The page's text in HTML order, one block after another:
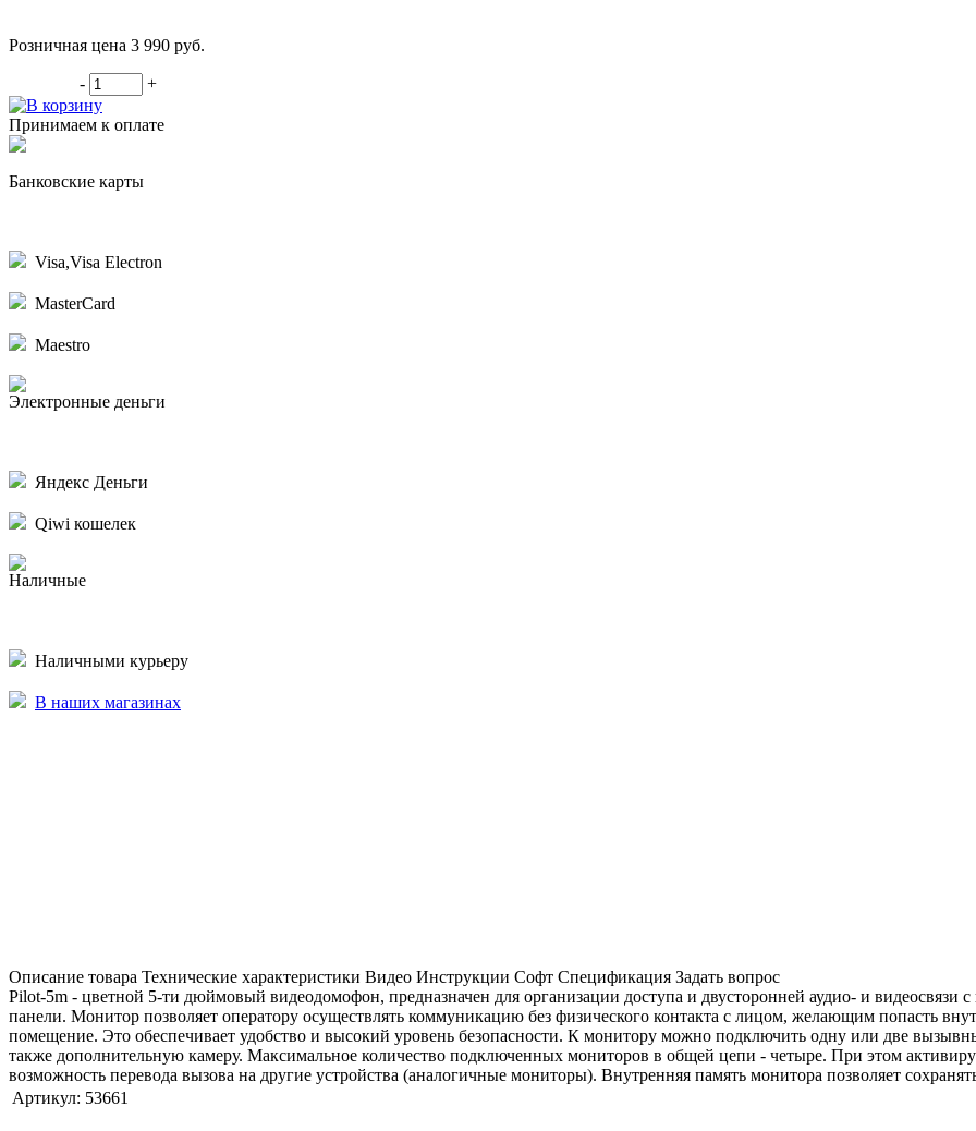
Розничная цена 3 990 руб.
-
+
В корзину
Принимаем к оплате
Банковские карты
Visa,Visa Electron
MasterCard
Maestro
Электронные деньги
Яндекс Деньги
Qiwi кошелек
Наличные
Наличными курьеру
В наших магазинах
Описание товара Технические характеристики Видео Инструкции Софт Спецификация Задать вопрос
Pilot-5m - цветной 5-ти дюймовый видеодомофон, предназначен для организации доступа и двусторонней аудио- и видеосвязи
панели. Монитор позволяет оператору осуществлять коммуникацию без физического контакта с лицом, желающим попасть
помещение. Это обеспечивает удобство и высокий уровень безопасности. К монитору можно подключить одну или две
также дополнительную камеру. Максимальное количество подключенных мониторов в общей цепи - четыре. При этом
возможность перевода вызова на другие устройства (аналогичные мониторы). Внутренняя память монитора позволяет
Артикул: 53661